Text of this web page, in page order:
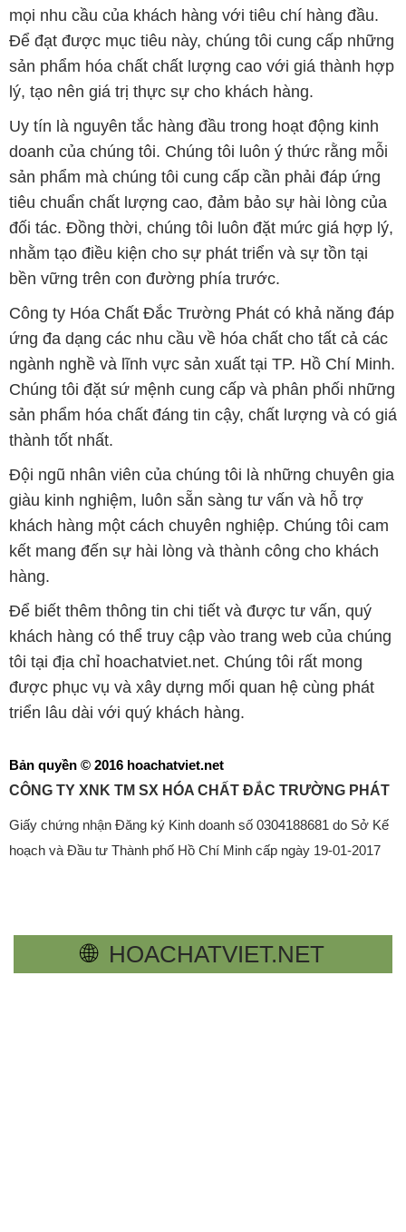
mọi nhu cầu của khách hàng với tiêu chí hàng đầu.
Để đạt được mục tiêu này, chúng tôi cung cấp những
sản phẩm hóa chất chất lượng cao với giá thành hợp
lý, tạo nên giá trị thực sự cho khách hàng.
Uy tín là nguyên tắc hàng đầu trong hoạt động kinh
doanh của chúng tôi. Chúng tôi luôn ý thức rằng mỗi
sản phẩm mà chúng tôi cung cấp cần phải đáp ứng
tiêu chuẩn chất lượng cao, đảm bảo sự hài lòng của
đối tác. Đồng thời, chúng tôi luôn đặt mức giá hợp lý,
nhằm tạo điều kiện cho sự phát triển và sự tồn tại
bền vững trên con đường phía trước.
Công ty Hóa Chất Đắc Trường Phát có khả năng đáp
ứng đa dạng các nhu cầu về hóa chất cho tất cả các
ngành nghề và lĩnh vực sản xuất tại TP. Hồ Chí Minh.
Chúng tôi đặt sứ mệnh cung cấp và phân phối những
sản phẩm hóa chất đáng tin cậy, chất lượng và có giá
thành tốt nhất.
Đội ngũ nhân viên của chúng tôi là những chuyên gia
giàu kinh nghiệm, luôn sẵn sàng tư vấn và hỗ trợ
khách hàng một cách chuyên nghiệp. Chúng tôi cam
kết mang đến sự hài lòng và thành công cho khách
hàng.
Để biết thêm thông tin chi tiết và được tư vấn, quý
khách hàng có thể truy cập vào trang web của chúng
tôi tại địa chỉ hoachatviet.net. Chúng tôi rất mong
được phục vụ và xây dựng mối quan hệ cùng phát
triển lâu dài với quý khách hàng.
Bản quyền © 2016 hoachatviet.net
CÔNG TY XNK TM SX HÓA CHẤT ĐẮC TRƯỜNG PHÁT
Giấy chứng nhận Đăng ký Kinh doanh số 0304188681 do Sở Kế
hoạch và Đầu tư Thành phố Hồ Chí Minh cấp ngày 19-01-2017
🌐 HOACHATVIET.NET